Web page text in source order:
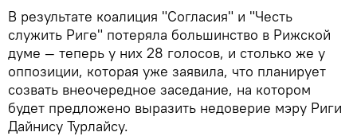
В результате коалиция "Согласия" и "Честь
служить Риге" потеряла большинство в Рижской
думе — теперь у них 28 голосов, и столько же у
оппозиции, которая уже заявила, что планирует
созвать внеочередное заседание, на котором
будет предложено выразить недоверие мэру Риги
Дайнису Турлайсу.